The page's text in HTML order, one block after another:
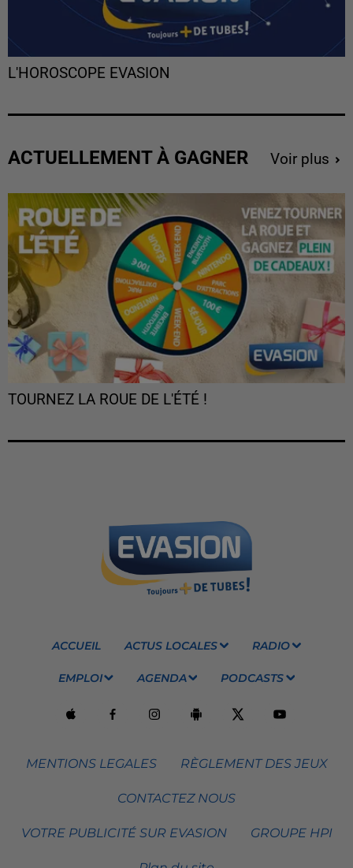
L'HOROSCOPE EVASION
ACTUELLEMENT À GAGNER Voir plus
TOURNEZ LA ROUE DE L'ÉTÉ !
ACCUEIL ACTUS LOCALES RADIO
EMPLOI AGENDA PODCASTS
MENTIONS LEGALES RÈGLEMENT DES JEUX
CONTACTEZ NOUS
VOTRE PUBLICITÉ SUR EVASION GROUPE HPI